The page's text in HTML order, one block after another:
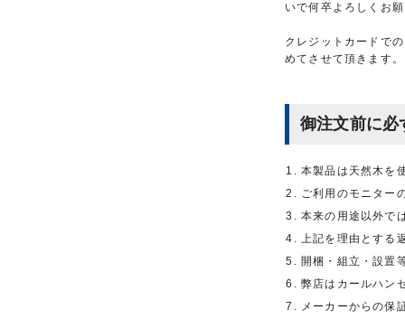
いで何卒よろしくお
クレジットカードで
めてさせて頂きます。
御注文前に必
本製品は天然木を
ご利用のモニター
本来の用途以外で
上記を理由とする
開梱・組立・設置
弊店はカールハン
メーカーからの保